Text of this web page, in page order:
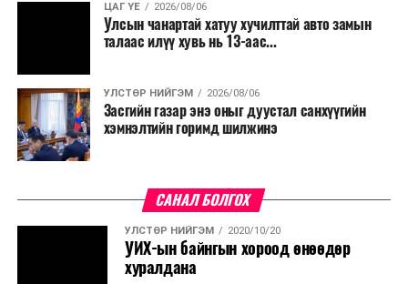
ЦАГ ҮЕ 2026/08/06
Улсын чанартай хатуу хучилттай авто замын
талаас илүү хувь нь 13-аас...
УЛСТӨР НИЙГЭМ 2026/08/06
Засгийн газар энэ оныг дуустал санхүүгийн
хэмнэлтийн горимд шилжинэ
САНАЛ БОЛГОХ
УЛСТӨР НИЙГЭМ 2020/10/20
УИХ-ын байнгын хороод өнөөдөр
хуралдана